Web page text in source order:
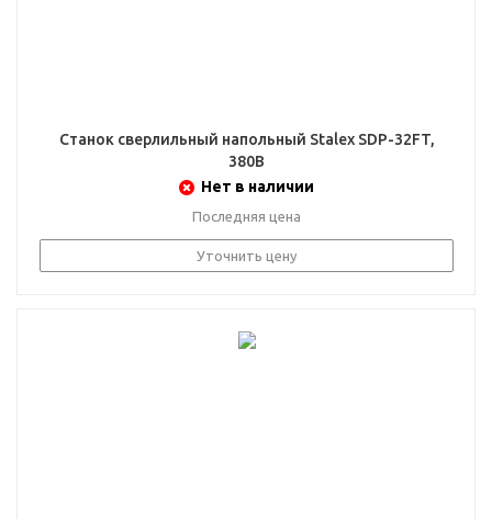
Станок сверлильный напольный Stalex SDP-32FT,
380В
Нет в наличии
Последняя цена
Уточнить цену